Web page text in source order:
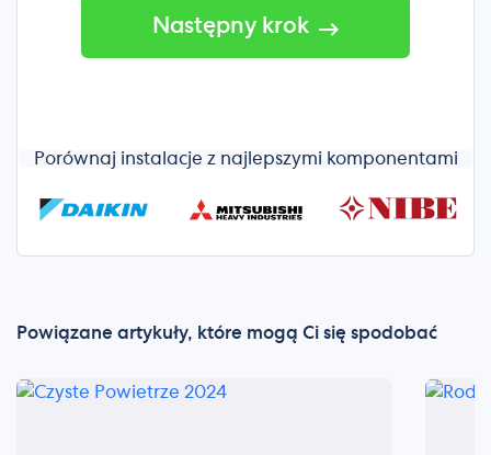
Następny krok
Porównaj instalacje z najlepszymi komponentami
Powiązane artykuły, które mogą Ci się spodobać